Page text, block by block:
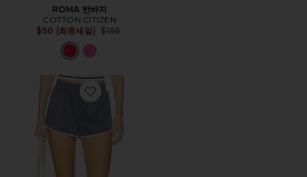
ROMA 반바지
COTTON CITIZEN
$90 (최종세일)
Previous price:
$155
Favorite BELLE 반바지